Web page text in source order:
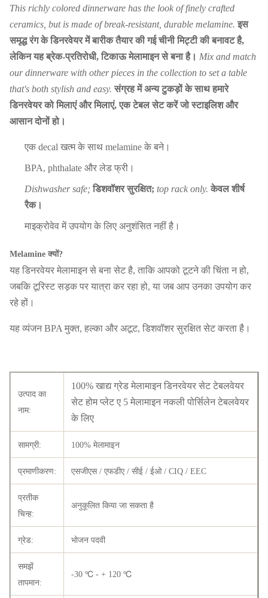
This richly colored dinnerware has the look of finely crafted
ceramics, but is made of break-resistant, durable melamine. इस
समृद्ध रंग के डिनरवेयर में बारीक तैयार की गई चीनी मिट्टी की बनावट है,
लेकिन यह ब्रेक-प्रतिरोधी, टिकाऊ मेलामाइन से बना है। Mix and match
our dinnerware with other pieces in the collection to set a table
that's both stylish and easy. संग्रह में अन्य टुकड़ों के साथ हमारे
डिनरवेयर को मिलाएं और मिलाएं, एक टेबल सेट करें जो स्टाइलिश और
आसान दोनों हो।
एक decal खत्म के साथ melamine के बने।
BPA, phthalate और लेड फ्री।
Dishwasher safe; डिशवॉशर सुरक्षित; top rack only. केवल शीर्ष
रैक।
माइक्रोवेव में उपयोग के लिए अनुशंसित नहीं है।
Melamine क्यों?
यह डिनरवेयर मेलामाइन से बना सेट है, ताकि आपको टूटने की चिंता न हो,
जबकि टूरिस्ट सड़क पर यात्रा कर रहा हो, या जब आप उनका उपयोग कर
रहे हों।
यह व्यंजन BPA मुक्त, हल्का और अटूट, डिशवॉशर सुरक्षित सेट करता है।
उत्पाद का
नाम:
100% खाद्य ग्रेड मेलामाइन डिनरवेयर सेट टेबलवेयर
सेट होम प्लेट ए 5 मेलामाइन नकली पोर्सिलेन टेबलवेयर
के लिए
सामग्री: 100% मेलामाइन
प्रमाणीकरण: एसजीएस / एफडीए / सीई / ईओ / CIQ / EEC
प्रतीक
चिन्ह:
अनुकूलित किया जा सकता है
ग्रेड: भोजन पदवी
समझें
तापमान:
-30 ℃ - + 120 ℃